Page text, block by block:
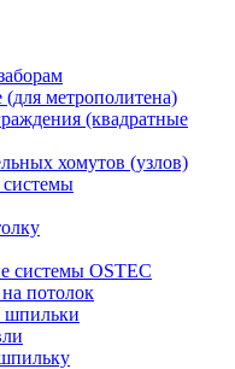
метрополитена)
(квадратные
хомутов (узлов)
системы OSTEC
потолок
шпильки